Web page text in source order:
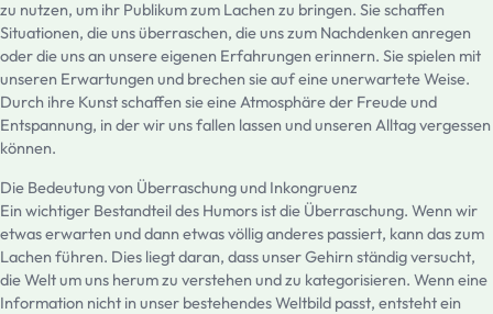
zu nutzen, um ihr Publikum zum Lachen zu bringen. Sie schaffen
Situationen, die uns überraschen, die uns zum Nachdenken anregen
oder die uns an unsere eigenen Erfahrungen erinnern. Sie spielen mit
unseren Erwartungen und brechen sie auf eine unerwartete Weise.
Durch ihre Kunst schaffen sie eine Atmosphäre der Freude und
Entspannung, in der wir uns fallen lassen und unseren Alltag vergessen
können.
Die Bedeutung von Überraschung und Inkongruenz
Ein wichtiger Bestandteil des Humors ist die Überraschung. Wenn wir
etwas erwarten und dann etwas völlig anderes passiert, kann das zum
Lachen führen. Dies liegt daran, dass unser Gehirn ständig versucht,
die Welt um uns herum zu verstehen und zu kategorisieren. Wenn eine
Information nicht in unser bestehendes Weltbild passt, entsteht ein